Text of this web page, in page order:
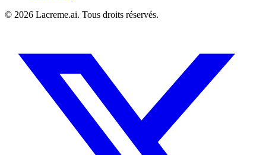
© 2026 Lacreme.ai. Tous droits réservés.